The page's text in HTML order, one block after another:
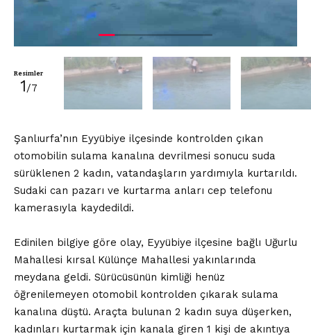
Resimler
1/7
Şanlıurfa’nın Eyyübiye ilçesinde kontrolden çıkan
otomobilin sulama kanalına devrilmesi sonucu suda
sürüklenen 2 kadın, vatandaşların yardımıyla kurtarıldı.
Sudaki can pazarı ve kurtarma anları cep telefonu
kamerasıyla kaydedildi.
Edinilen bilgiye göre olay, Eyyübiye ilçesine bağlı Uğurlu
Mahallesi kırsal Külünçe Mahallesi yakınlarında
meydana geldi. Sürücüsünün kimliği henüz
öğrenilemeyen otomobil kontrolden çıkarak sulama
kanalına düştü. Araçta bulunan 2 kadın suya düşerken,
kadınları kurtarmak için kanala giren 1 kişi de akıntıya